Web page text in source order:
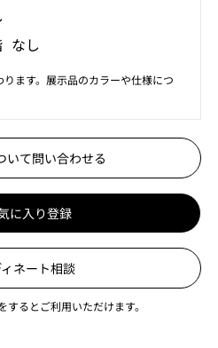
なし
ます。展示品のカラーや仕様につ
いて問い合わせる
に入り登録
ネート相談
るとご利用いただけます。